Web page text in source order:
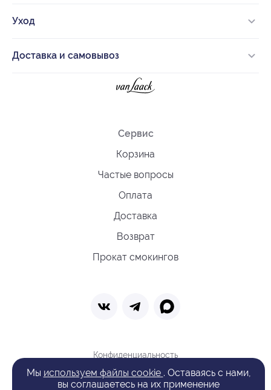
Уход
Доставка и самовывоз
Сервис
Корзина
Частые вопросы
Оплата
Доставка
Возврат
Прокат смокингов
Конфиденциальность
Политика обработки cookie
Оферта
Мы используем файлы cookie . Оставаясь с нами,
вы соглашаетесь на их применение